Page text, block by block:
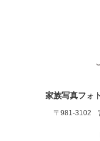
家族写真フォ
〒981-3102